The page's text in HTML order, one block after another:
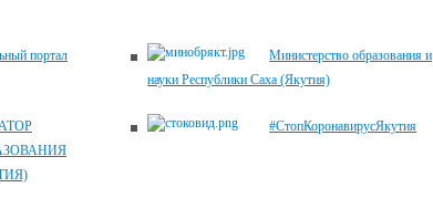
портал
Министерство образования и
науки Республики Саха (Якутия)
#СтопКоронавирусЯкутия